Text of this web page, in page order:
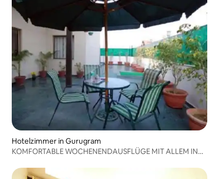
Hotelzimmer in Gurugram
KOMFORTABLE WOCHENENDAUSFLÜGE MIT ALLEM IN